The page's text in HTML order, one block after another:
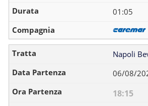
01:05
Napoli
06/08/
18:15